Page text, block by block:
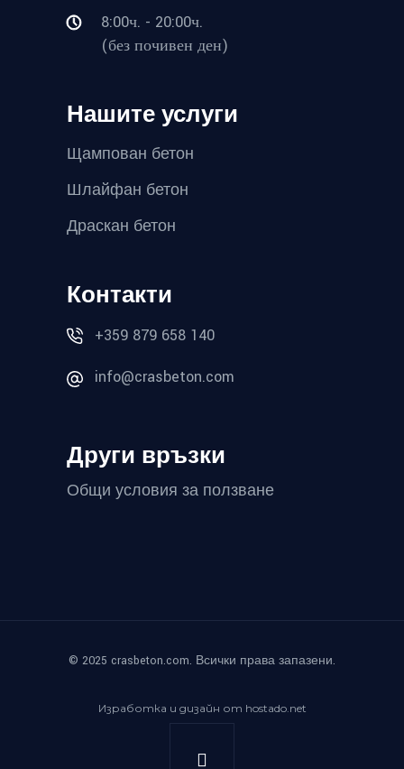
8:00ч. - 20:00ч.
(без почивен ден)
Нашите услуги
Щампован бетон
Шлайфан бетон
Драскан бетон
Контакти
+359 879 658 140
info@crasbeton.com
Други връзки
Общи условия за ползване
© 2025 crasbeton.com. Всички права запазени.
Изработка и дизайн от hostado.net